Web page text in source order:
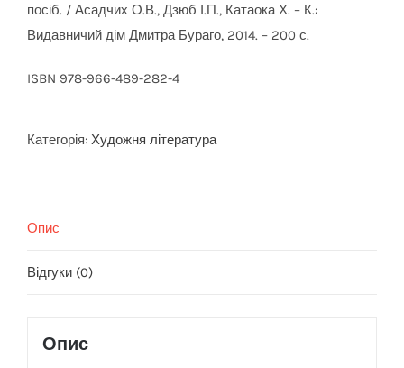
посіб. / Асадчих О.В., Дзюб І.П., Катаока Х. – К.:
Видавничий дім Дмитра Бураго, 2014. – 200 с.
ISBN 978-966-489-282-4
Категорія: Художня література
Опис
Відгуки (0)
Опис